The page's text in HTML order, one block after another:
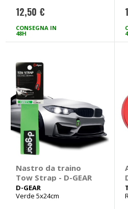
12,50 €
CONSEGNA IN
48H
Nastro da traino
Tow Strap - D-GEAR
D-GEAR
Verde 5x24cm